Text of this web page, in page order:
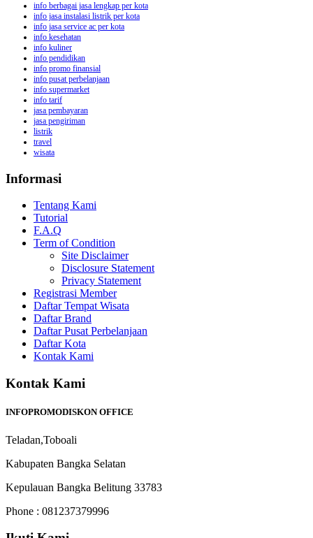
info berbagai jasa lengkap per kota
info jasa instalasi listrik per kota
info jasa service ac per kota
info kesehatan
info kuliner
info pendidikan
info promo finansial
info pusat perbelanjaan
info supermarket
info tarif
jasa pembayaran
jasa pengiriman
listrik
travel
wisata
Informasi
Tentang Kami
Tutorial
F.A.Q
Term of Condition
Site Disclaimer
Disclosure Statement
Privacy Statement
Registrasi Member
Daftar Tempat Wisata
Daftar Brand
Daftar Pusat Perbelanjaan
Daftar Kota
Kontak Kami
Kontak Kami
INFOPROMODISKON OFFICE
Teladan,Toboali
Kabupaten Bangka Selatan
Kepulauan Bangka Belitung 33783
Phone : 081237379996